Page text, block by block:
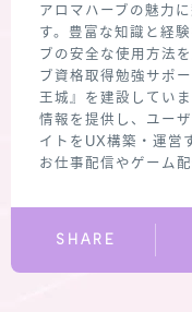
アロマハーブの魅力
す。豊富な知識と経
ブの安全な使用方法
ブ資格取得勉強サポ
王城』を建設してい
情報を提供し、ユー
イトをUX構築・運営
お仕事配信やゲーム
SHARE